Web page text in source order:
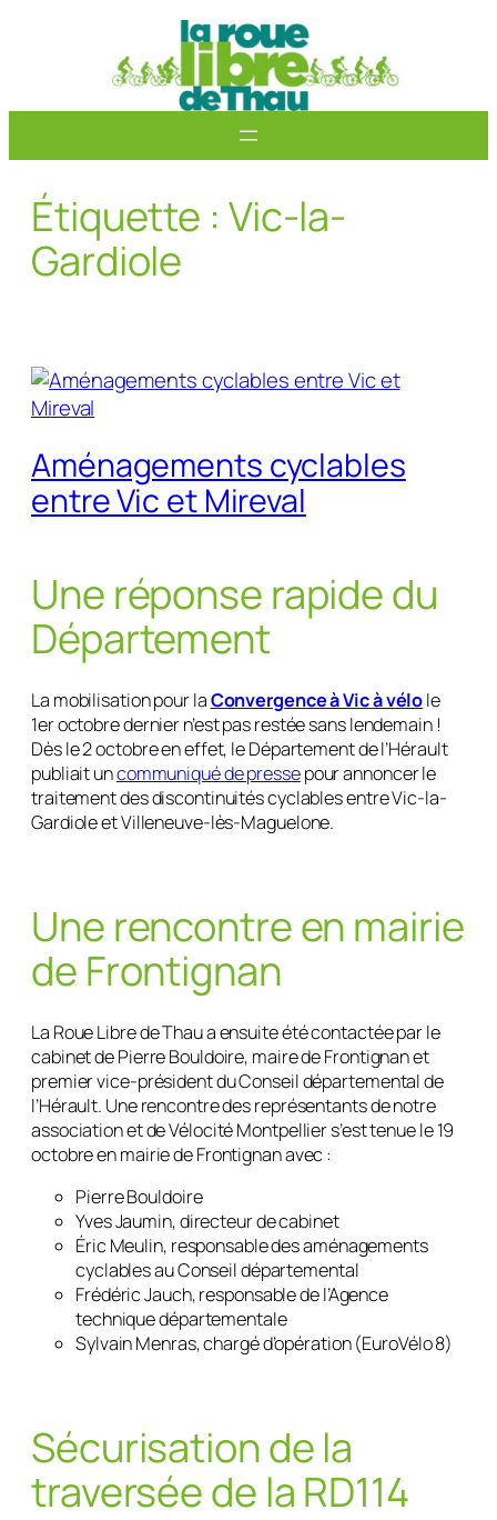
Étiquette : Vic-la-
Gardiole
Aménagements cyclables
entre Vic et Mireval
Une réponse rapide du
Département
La mobilisation pour laConvergence à Vic à vélole
1er octobre dernier n’est pas restée sans lendemain !
Dès le 2 octobre en effet, le Département de l’Hérault
publiait uncommuniqué de pressepour annoncer le
traitement des discontinuités cyclables entre Vic-la-
Gardiole et Villeneuve-lès-Maguelone.
Une rencontre en mairie
de Frontignan
La Roue Libre de Thau a ensuite été contactée par le
cabinet de Pierre Bouldoire, maire de Frontignan et
premier vice-président du Conseil départemental de
l’Hérault. Une rencontre des représentants de notre
association et de Vélocité Montpellier s’est tenue le 19
octobre en mairie de Frontignan avec :
Pierre Bouldoire
Yves Jaumin, directeur de cabinet
Éric Meulin, responsable des aménagements
cyclables au Conseil départemental
Frédéric Jauch, responsable de l’Agence
technique départementale
Sylvain Menras, chargé d’opération (EuroVélo 8)
Sécurisation de la
traversée de la RD114